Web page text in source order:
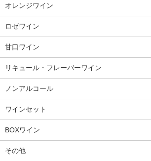
オレンジワイン
ロゼワイン
甘口ワイン
リキュール・フレーバーワイン
ノンアルコール
ワインセット
BOXワイン
その他